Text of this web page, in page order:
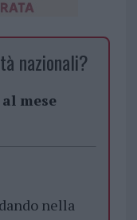
nazionali?
mese
nella